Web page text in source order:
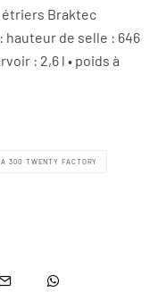
étriers Braktec
hauteur de selle : 646
: 2,6 l • poids à
300 TWENTY FACTORY